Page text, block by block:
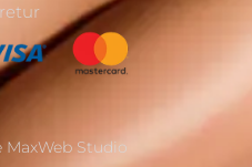
Studio